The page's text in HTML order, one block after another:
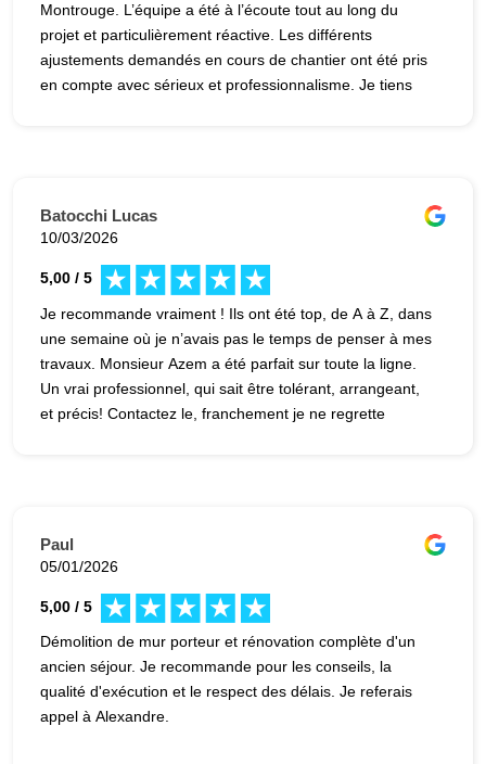
Montrouge. L’équipe a été à l’écoute tout au long du
projet et particulièrement réactive. Les différents
ajustements demandés en cours de chantier ont été pris
en compte avec sérieux et professionnalisme. Je tiens
attentes. Je recommande.
Batocchi Lucas
10/03/2026
5,00 / 5
Je recommande vraiment ! Ils ont été top, de A à Z, dans
une semaine où je n’avais pas le temps de penser à mes
travaux. Monsieur Azem a été parfait sur toute la ligne.
Un vrai professionnel, qui sait être tolérant, arrangeant,
et précis! Contactez le, franchement je ne regrette
Paul
05/01/2026
5,00 / 5
Démolition de mur porteur et rénovation complète d'un
ancien séjour. Je recommande pour les conseils, la
qualité d'exécution et le respect des délais. Je referais
appel à Alexandre.